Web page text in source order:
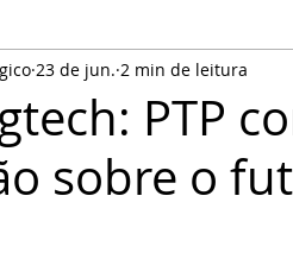
PTP
sobre o
23 de jun. 2 min de leitura